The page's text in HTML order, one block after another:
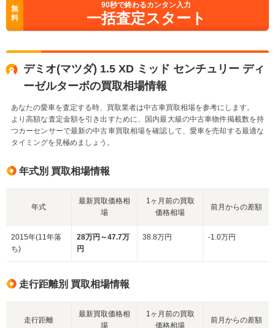
無
料
90秒で終わるカンタン入力
一括査定スタート
デミオ(マツダ) 1.5 XD ミッド センチュリー ディ
ーゼルターボの買取相場情報
あなたの愛車を査定する時、買取業者は中古車買取相場を参考にします。
より高額な査定金額を引き出すために、国内最大級の中古車物件掲載数を持
つカーセンサーで最新の中古車買取相場を確認して、愛車を売却する最適な
タイミングを見極めましょう。
年式別 買取相場情報
年式
最新買取価格相
場
1ヶ月前の買取
価格相場
前月からの差額
2015年(11年落
ち)
28万円～47.7万
円
38.8万円 -1.0万円
走行距離別 買取相場情報
走行距離
最新買取価格相
場
1ヶ月前の買取
価格相場
前月からの差額